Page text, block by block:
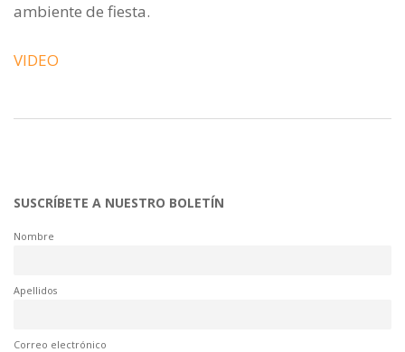
ambiente de fiesta.
VIDEO
SUSCRÍBETE A NUESTRO BOLETÍN
Nombre
Apellidos
Correo electrónico